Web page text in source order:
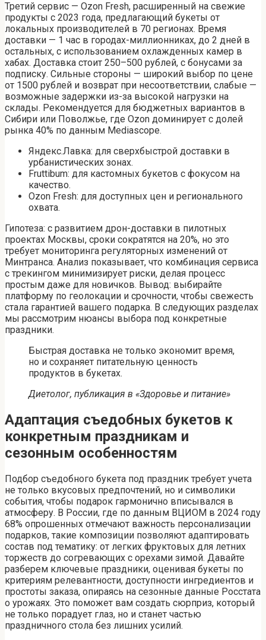
Третий сервис — Ozon Fresh, расширенный на свежие
продукты с 2023 года, предлагающий букеты от
локальных производителей в 70 регионах. Время
доставки — 1 час в городах-миллионниках, до 2 дней в
остальных, с использованием охлажденных камер в
хабах. Доставка стоит 250–500 рублей, с бонусами за
подписку. Сильные стороны — широкий выбор по цене
от 1500 рублей и возврат при несоответствии, слабые —
возможные задержки из-за высокой нагрузки на
склады. Рекомендуется для бюджетных вариантов в
Сибири или Поволжье, где Ozon доминирует с долей
рынка 40% по данным Mediascope.
Яндекс.Лавка: для сверхбыстрой доставки в
урбанистических зонах.
Fruttibum: для кастомных букетов с фокусом на
качество.
Ozon Fresh: для доступных цен и регионального
охвата.
Гипотеза: с развитием дрон-доставки в пилотных
проектах Москвы, сроки сократятся на 20%, но это
требует мониторинга регуляторных изменений от
Минтранса. Анализ показывает, что комбинация сервиса
с трекингом минимизирует риски, делая процесс
простым даже для новичков. Вывод: выбирайте
платформу по геолокации и срочности, чтобы свежесть
стала гарантией вашего подарка. В следующих разделах
мы рассмотрим нюансы выбора под конкретные
праздники.
Быстрая доставка не только экономит время,
но и сохраняет питательную ценность
продуктов в букетах.
Диетолог, публикация в «Здоровье и питание»
Адаптация съедобных букетов к
конкретным праздникам и
сезонным особенностям
Подбор съедобного букета под праздник требует учета
не только вкусовых предпочтений, но и символики
события, чтобы подарок гармонично вписывался в
атмосферу. В России, где по данным ВЦИОМ в 2024 году
68% опрошенных отмечают важность персонализации
подарков, такие композиции позволяют адаптировать
состав под тематику: от легких фруктовых для летних
торжеств до согревающих с орехами зимой. Давайте
разберем ключевые праздники, оценивая букеты по
критериям релевантности, доступности ингредиентов и
простоты заказа, опираясь на сезонные данные Росстата
о урожаях. Это поможет вам создать сюрприз, который
не только порадует глаз, но и станет частью
праздничного стола без лишних усилий.